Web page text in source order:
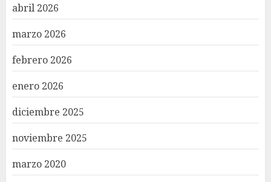
abril 2026
marzo 2026
febrero 2026
enero 2026
diciembre 2025
noviembre 2025
marzo 2020